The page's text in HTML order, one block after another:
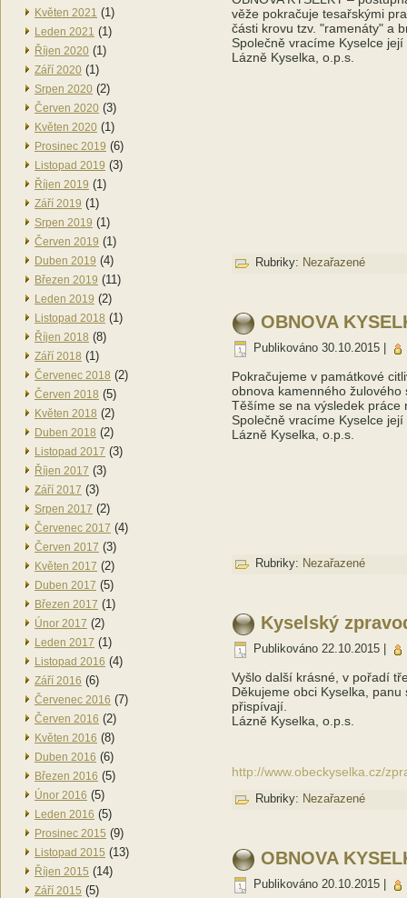
Květen 2021 (1)
Leden 2021 (1)
Říjen 2020 (1)
Září 2020 (1)
Srpen 2020 (2)
Červen 2020 (3)
Květen 2020 (1)
Prosinec 2019 (6)
Listopad 2019 (3)
Říjen 2019 (1)
Září 2019 (1)
Srpen 2019 (1)
Červen 2019 (1)
Duben 2019 (4)
Březen 2019 (11)
Leden 2019 (2)
Listopad 2018 (1)
Říjen 2018 (8)
Září 2018 (1)
Červenec 2018 (2)
Červen 2018 (5)
Květen 2018 (2)
Duben 2018 (2)
Listopad 2017 (3)
Říjen 2017 (3)
Září 2017 (3)
Srpen 2017 (2)
Červenec 2017 (4)
Červen 2017 (3)
Květen 2017 (2)
Duben 2017 (5)
Březen 2017 (1)
Únor 2017 (2)
Leden 2017 (1)
Listopad 2016 (4)
Září 2016 (6)
Červenec 2016 (7)
Červen 2016 (2)
Květen 2016 (8)
Duben 2016 (6)
Březen 2016 (5)
Únor 2016 (5)
Leden 2016 (5)
Prosinec 2015 (9)
Listopad 2015 (13)
Říjen 2015 (14)
Září 2015 (5)
věže pokračuje tesařskými
části krovu tzv. "ramenáty" a
Společně vracíme Kyselce
Lázně Kyselka, o.p.s.
Rubriky: Nezařazené
OBNOVA
Publikováno 30.10.2015
Pokračujeme v památkové
obnova kamenného
Těšíme se na výsledek
Společně vracíme Kyselce
Lázně Kyselka, o.p.s.
Rubriky: Nezařazené
Kyselský
Publikováno 22.10.2015
Vyšlo další krásné, v pořadí
Děkujeme obci Kyselka,
přispívají.
Lázně Kyselka, o.p.s.
http://www.obeckyselka.cz/
Rubriky: Nezařazené
OBNOVA
Publikováno 20.10.2015